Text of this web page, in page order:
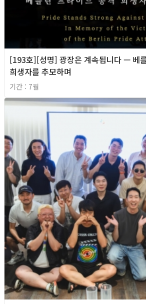
[193호][성명] 광장은 계속됩니다 — 베
희생자를 추모하며
기간 : 7월